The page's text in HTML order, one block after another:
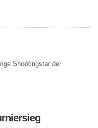
Shootingstar der